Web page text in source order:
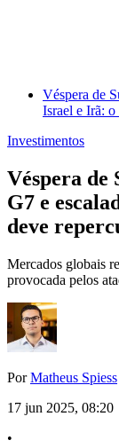
Véspera de
Israel e Irã: o
Investimentos
Véspera de
G7 e
deve
Mercados globais
provocada pelos
PorMatheus Spiess
17 jun 2025, 08:20
•